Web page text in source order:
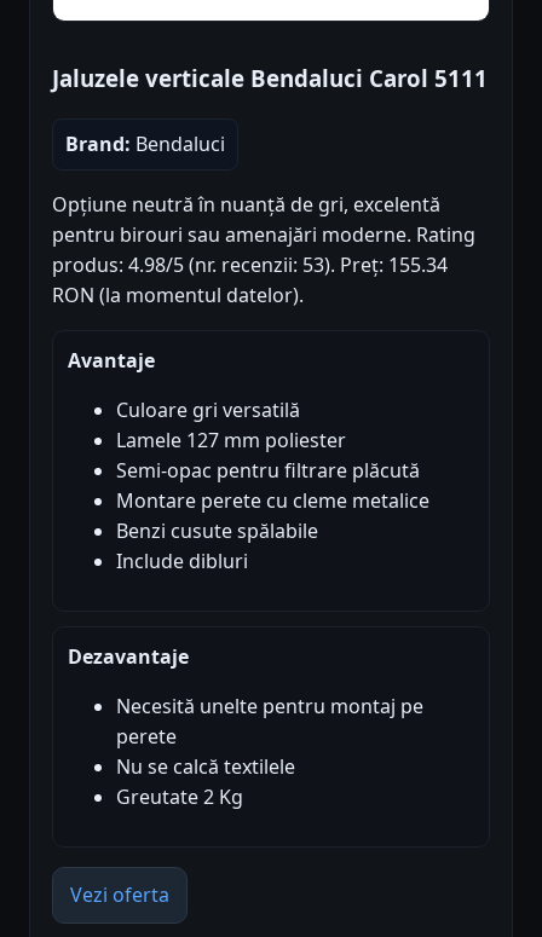
Jaluzele verticale Bendaluci Carol 5111
Brand: Bendaluci
Opțiune neutră în nuanță de gri, excelentă
pentru birouri sau amenajări moderne. Rating
produs: 4.98/5 (nr. recenzii: 53). Preț: 155.34
RON (la momentul datelor).
Avantaje
Culoare gri versatilă
Lamele 127 mm poliester
Semi-opac pentru filtrare plăcută
Montare perete cu cleme metalice
Benzi cusute spălabile
Include dibluri
Dezavantaje
Necesită unelte pentru montaj pe
perete
Nu se calcă textilele
Greutate 2 Kg
Vezi oferta